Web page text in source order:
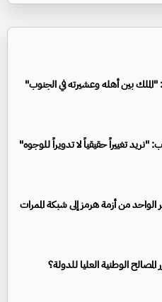
"الملك بين أهله وعشيرته في الجنوب"
"نريد تغييراً حقيقياً لا تدويراً للوجوه"
الواحد من أزمة هرمز إلى شبكة الممرات
الوطنية العليا للدولة؟